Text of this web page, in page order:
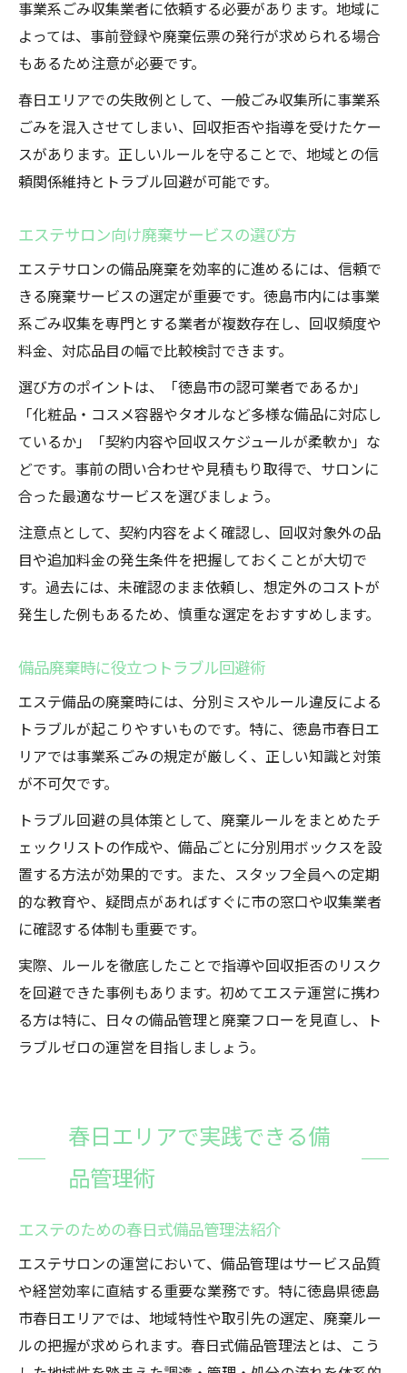
事業系ごみ収集業者に依頼する必要があります。地域に
よっては、事前登録や廃棄伝票の発行が求められる場合
もあるため注意が必要です。
春日エリアでの失敗例として、一般ごみ収集所に事業系
ごみを混入させてしまい、回収拒否や指導を受けたケー
スがあります。正しいルールを守ることで、地域との信
頼関係維持とトラブル回避が可能です。
エステサロン向け廃棄サービスの選び方
エステサロンの備品廃棄を効率的に進めるには、信頼で
きる廃棄サービスの選定が重要です。徳島市内には事業
系ごみ収集を専門とする業者が複数存在し、回収頻度や
料金、対応品目の幅で比較検討できます。
選び方のポイントは、「徳島市の認可業者であるか」
「化粧品・コスメ容器やタオルなど多様な備品に対応し
ているか」「契約内容や回収スケジュールが柔軟か」な
どです。事前の問い合わせや見積もり取得で、サロンに
合った最適なサービスを選びましょう。
注意点として、契約内容をよく確認し、回収対象外の品
目や追加料金の発生条件を把握しておくことが大切で
す。過去には、未確認のまま依頼し、想定外のコストが
発生した例もあるため、慎重な選定をおすすめします。
備品廃棄時に役立つトラブル回避術
エステ備品の廃棄時には、分別ミスやルール違反による
トラブルが起こりやすいものです。特に、徳島市春日エ
リアでは事業系ごみの規定が厳しく、正しい知識と対策
が不可欠です。
トラブル回避の具体策として、廃棄ルールをまとめたチ
ェックリストの作成や、備品ごとに分別用ボックスを設
置する方法が効果的です。また、スタッフ全員への定期
的な教育や、疑問点があればすぐに市の窓口や収集業者
に確認する体制も重要です。
実際、ルールを徹底したことで指導や回収拒否のリスク
を回避できた事例もあります。初めてエステ運営に携わ
る方は特に、日々の備品管理と廃棄フローを見直し、ト
ラブルゼロの運営を目指しましょう。
春日エリアで実践できる備
品管理術
エステのための春日式備品管理法紹介
エステサロンの運営において、備品管理はサービス品質
や経営効率に直結する重要な業務です。特に徳島県徳島
市春日エリアでは、地域特性や取引先の選定、廃棄ルー
ルの把握が求められます。春日式備品管理法とは、こう